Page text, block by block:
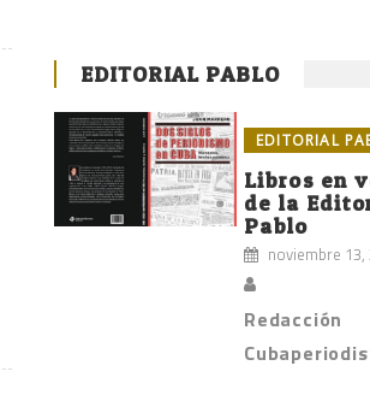
EDITORIAL PABLO
EDITORIAL
Libros en
de la
Pablo
noviembre 13,
Redacción